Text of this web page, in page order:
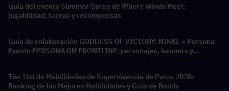
Guía del evento Summer Spree de Where Winds Meet:
jugabilidad, tareas y recompensas
Guía de colaboración GODDESS OF VICTORY: NIKKE × Persona:
Evento PERSONA ON FRONTLINE, personajes, banners y
Tier List de Habilidades de Supervivencia de Patos 2026:
Ranking de las Mejores Habilidades y Guía de Builds